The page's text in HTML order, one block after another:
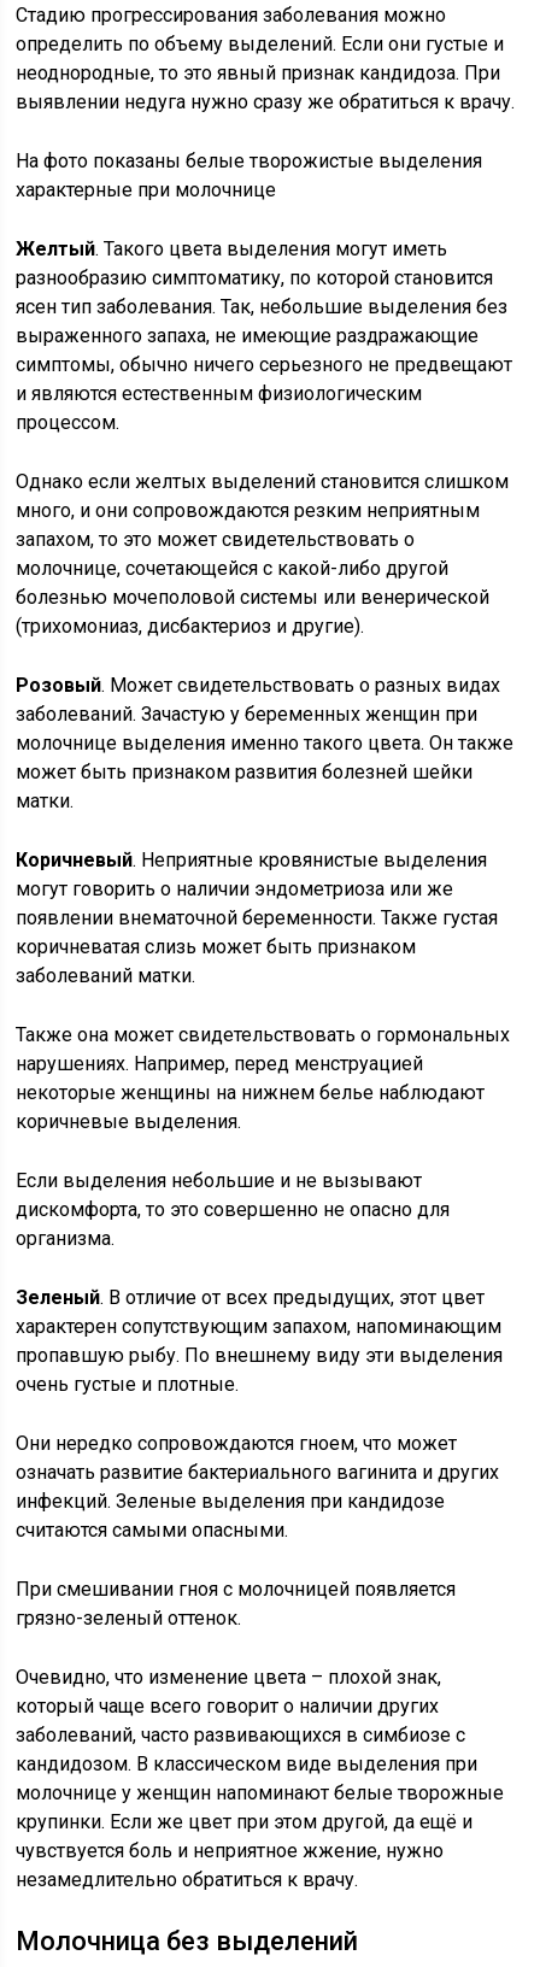
Стадию прогрессирования заболевания можно
определить по объему выделений. Если они густые и
неоднородные, то это явный признак кандидоза. При
выявлении недуга нужно сразу же обратиться к врачу.
На фото показаны белые творожистые выделения
характерные при молочнице
Желтый. Такого цвета выделения могут иметь
разнообразию симптоматику, по которой становится
ясен тип заболевания. Так, небольшие выделения без
выраженного запаха, не имеющие раздражающие
симптомы, обычно ничего серьезного не предвещают
и являются естественным физиологическим
процессом.
Однако если желтых выделений становится слишком
много, и они сопровождаются резким неприятным
запахом, то это может свидетельствовать о
молочнице, сочетающейся с какой-либо другой
болезнью мочеполовой системы или венерической
(трихомониаз, дисбактериоз и другие).
Розовый. Может свидетельствовать о разных видах
заболеваний. Зачастую у беременных женщин при
молочнице выделения именно такого цвета. Он также
может быть признаком развития болезней шейки
матки.
Коричневый. Неприятные кровянистые выделения
могут говорить о наличии эндометриоза или же
появлении внематочной беременности. Также густая
коричневатая слизь может быть признаком
заболеваний матки.
Также она может свидетельствовать о гормональных
нарушениях. Например, перед менструацией
некоторые женщины на нижнем белье наблюдают
коричневые выделения.
Если выделения небольшие и не вызывают
дискомфорта, то это совершенно не опасно для
организма.
Зеленый. В отличие от всех предыдущих, этот цвет
характерен сопутствующим запахом, напоминающим
пропавшую рыбу. По внешнему виду эти выделения
очень густые и плотные.
Они нередко сопровождаются гноем, что может
означать развитие бактериального вагинита и других
инфекций. Зеленые выделения при кандидозе
считаются самыми опасными.
При смешивании гноя с молочницей появляется
грязно-зеленый оттенок.
Очевидно, что изменение цвета – плохой знак,
который чаще всего говорит о наличии других
заболеваний, часто развивающихся в симбиозе с
кандидозом. В классическом виде выделения при
молочнице у женщин напоминают белые творожные
крупинки. Если же цвет при этом другой, да ещё и
чувствуется боль и неприятное жжение, нужно
незамедлительно обратиться к врачу.
Молочница без выделений